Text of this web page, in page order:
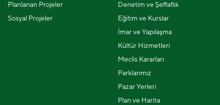
Planlanan Projeler
Sosyal Projeler
Denetim ve Şeffaflık
Eğitim ve Kurslar
İmar ve Yapılaşma
Kültür Hizmetleri
Meclis Kararları
Parklarımız
Pazar Yerleri
Plan ve Harita